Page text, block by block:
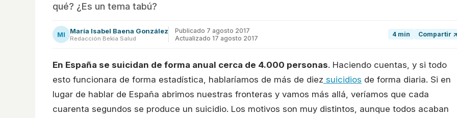
qué? ¿Es un tema tabú?
MI María Isabel Baena González
Redacción Bekia Salud
Publicado 7 agosto 2017
Actualizado 17 agosto 2017
4 min Compartir ↗
En España se suicidan de forma anual cerca de 4.000 personas. Haciendo cuentas, y si todo
esto funcionara de forma estadística, hablaríamos de más de diez suicidios de forma diaria. Si en
lugar de hablar de España abrimos nuestras fronteras y vamos más allá, veríamos que cada
cuarenta segundos se produce un suicidio. Los motivos son muy distintos, aunque todos acaban